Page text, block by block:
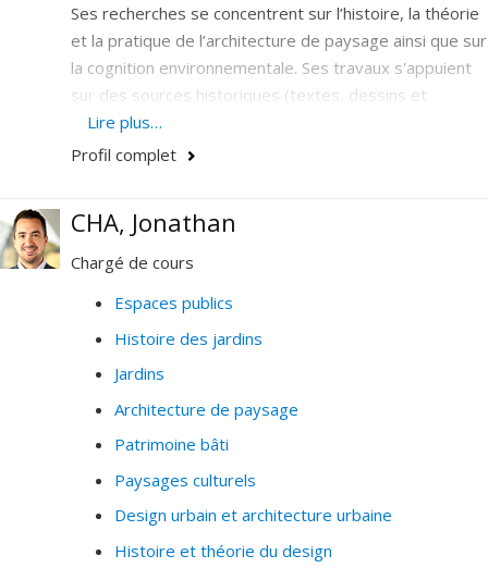
Ses recherches se concentrent sur l’histoire, la théorie
et la pratique de l’architecture de paysage ainsi que sur
la cognition environnementale. Ses travaux s'appuient
sur des sources historiques (textes, dessins et
vestiges d'environnements bâtis) pour examiner les
processus qui façonnent nos milieux de vie et les
Montréalais avec la nature influencent leurs
préférences et leurs choix résidentiels. À partir de
la gestion de la nature urbaine qui peut mieux satisfaire
les besoins des gens et limiter leur déplacement vers
les banlieues et la campagne.
Lire plus…
Profil complet
CHA, Jonathan
Chargé de cours
Espaces publics
Histoire des jardins
Jardins
Architecture de paysage
Patrimoine bâti
Paysages culturels
Design urbain et architecture urbaine
Histoire et théorie du design